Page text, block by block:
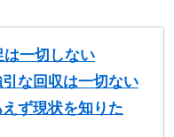
は一切しない
な回収は一切ない
ず現状を知りた